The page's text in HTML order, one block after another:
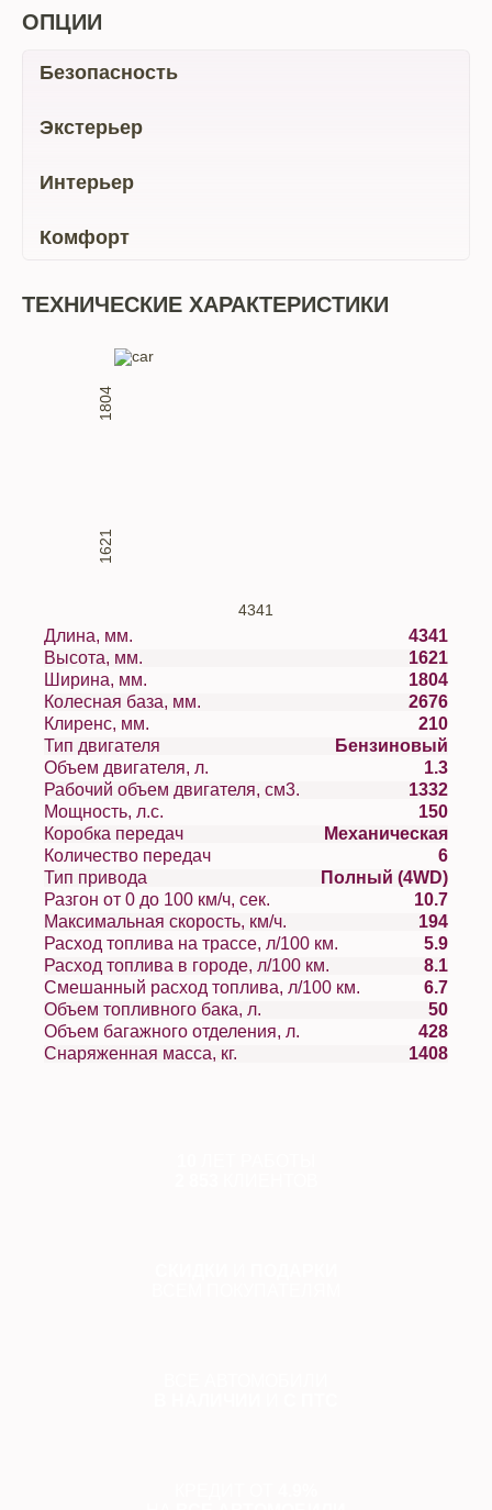
ОПЦИИ
Безопасность
Экстерьер
Интерьер
Комфорт
ТЕХНИЧЕСКИЕ ХАРАКТЕРИСТИКИ
4341
1621
1804
Длина, мм.
4341
Высота, мм.
1621
Ширина, мм.
1804
Колесная база, мм.
2676
Клиренс, мм.
210
Тип двигателя
Бензиновый
Объем двигателя, л.
1.3
Рабочий объем двигателя, см3.
1332
Мощность, л.с.
150
Коробка передач
Механическая
Количество передач
6
Тип привода
Полный (4WD)
Разгон от 0 до 100 км/ч, сек.
10.7
Максимальная скорость, км/ч.
194
Расход топлива на трассе, л/100 км.
5.9
Расход топлива в городе, л/100 км.
8.1
Смешанный расход топлива, л/100 км.
6.7
Объем топливного бака, л.
50
Объем багажного отделения, л.
428
Снаряженная масса, кг.
1408